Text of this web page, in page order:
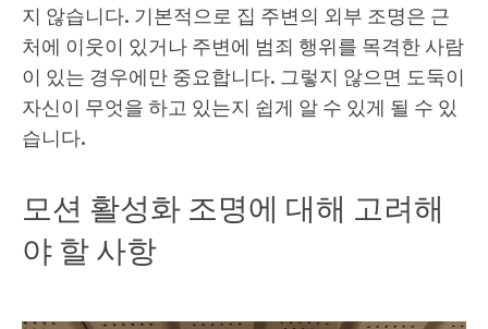
지 않습니다. 기본적으로 집 주변의 외부 조명은 근
처에 이웃이 있거나 주변에 범죄 행위를 목격한 사람
이 있는 경우에만 중요합니다. 그렇지 않으면 도둑이
자신이 무엇을 하고 있는지 쉽게 알 수 있게 될 수 있
습니다.
모션 활성화 조명에 대해 고려해
야 할 사항